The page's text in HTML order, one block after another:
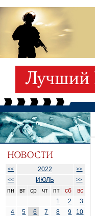
<< 2022
>>
<<
ИЮЛЬ >>
пн вт ср чт пт сб
вс
1
2
3
4
5 6 7 8 9
10